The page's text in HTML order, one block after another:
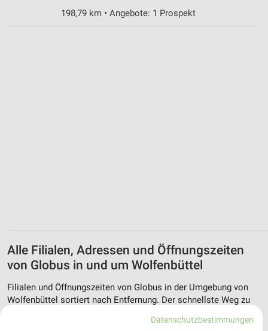
198,79 km • Angebote: 1 Prospekt
Alle Filialen, Adressen und Öffnungszeiten
von Globus in und um Wolfenbüttel
Filialen und Öffnungszeiten von Globus in der Umgebung von
Wolfenbüttel sortiert nach Entfernung. Der schnellste Weg zu
Datenschutzbestimmungen